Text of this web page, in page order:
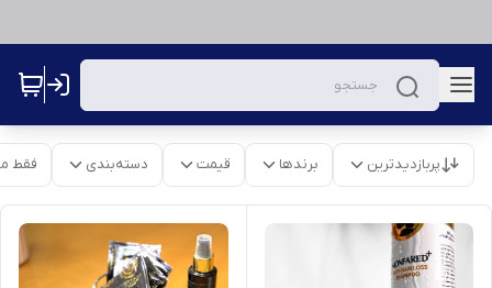
پربازدیدترین برندها قیمت دسته‌بندی فقط